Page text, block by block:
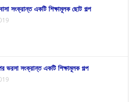
সংক্রান্ত একটি শিক্ষামূলক ছোট গল্প
ভরসা সংক্রান্ত একটি শিক্ষামূলক গল্প